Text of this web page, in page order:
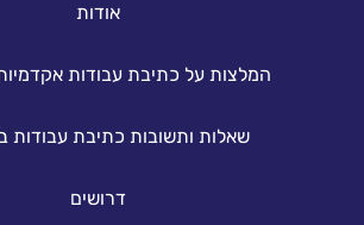
אודות
המלצות על כתיבת עבודות אקדמיות
שאלות ותשובות כתיבת עבודות
דרושים